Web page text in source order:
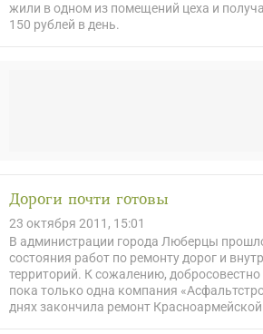
жили в одном из помещений цеха и
150 рублей в день.
Дороги почти готовы
23 октября 2011, 15:01
В администрации города Люберцы
состояния работ по ремонту дорог и
территорий. К сожалению,
пока только одна компания
днях закончила ремонт